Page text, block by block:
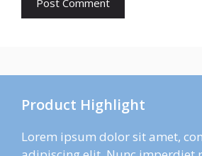
Product Highlight
Lorem ipsum dolor sit amet,